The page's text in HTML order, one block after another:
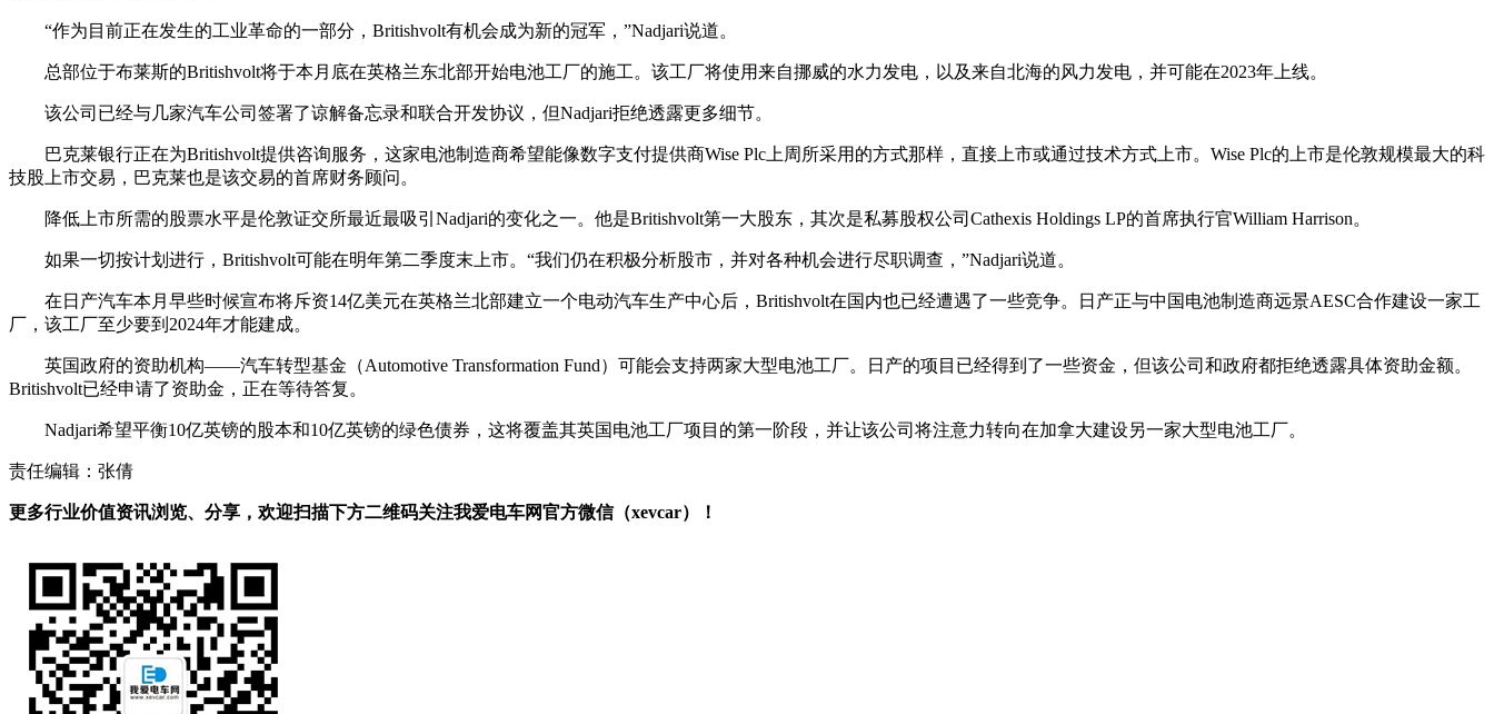
“作为目前正在发生的工业革命的一部分，Britishvolt有机会成为新的冠军，”Nadjari说道。
总部位于布莱斯的Britishvolt将于本月底在英格兰东北部开始电池工厂的施工。该工厂将使用来自挪威的水力发电，以及来自北海的风力发电，并可能在2023年上线。
该公司已经与几家汽车公司签署了谅解备忘录和联合开发协议，但Nadjari拒绝透露更多细节。
巴克莱银行正在为Britishvolt提供咨询服务，这家电池制造商希望能像数字支付提供商Wise Plc上周所采用的方式那样，直接上市或通过技术方式上市。Wise Plc的上市是伦敦规模最大的科
技股上市交易，巴克莱也是该交易的首席财务顾问。
降低上市所需的股票水平是伦敦证交所最近最吸引Nadjari的变化之一。他是Britishvolt第一大股东，其次是私募股权公司Cathexis Holdings LP的首席执行官William Harrison。
如果一切按计划进行，Britishvolt可能在明年第二季度末上市。“我们仍在积极分析股市，并对各种机会进行尽职调查，”Nadjari说道。
在日产汽车本月早些时候宣布将斥资14亿美元在英格兰北部建立一个电动汽车生产中心后，Britishvolt在国内也已经遭遇了一些竞争。日产正与中国电池制造商远景AESC合作建设一家工
厂，该工厂至少要到2024年才能建成。
英国政府的资助机构——汽车转型基金（Automotive Transformation Fund）可能会支持两家大型电池工厂。日产的项目已经得到了一些资金，但该公司和政府都拒绝透露具体资助金额。
Britishvolt已经申请了资助金，正在等待答复。
Nadjari希望平衡10亿英镑的股本和10亿英镑的绿色债券，这将覆盖其英国电池工厂项目的第一阶段，并让该公司将注意力转向在加拿大建设另一家大型电池工厂。
责任编辑：张倩
更多行业价值资讯浏览、分享，欢迎扫描下方二维码关注我爱电车网官方微信（xevcar）！